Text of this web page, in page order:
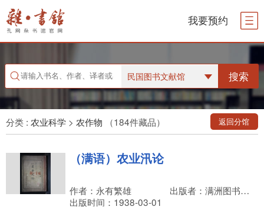
我要预约
民国图书文献馆 搜索
分类 : 农业科学 > 农作物 （184件藏品） 返回分馆
（满语）农业汛论
作者：永有繁雄
出版者：满洲图书株式会社
出版时间：1938-03-01